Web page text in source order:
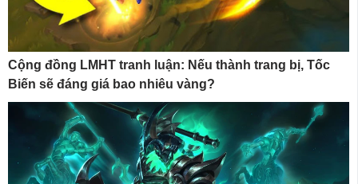
Cộng đồng LMHT tranh luận: Nếu thành trang bị, Tốc
Biến sẽ đáng giá bao nhiêu vàng?